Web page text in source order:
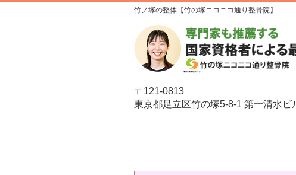
竹ノ塚の整体【竹の塚ニコニコ通り整骨院】
〒121-0813
東京都足立区竹の塚5-8-1 第一清水ビ